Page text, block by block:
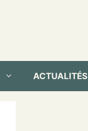
ACTUALITÉS